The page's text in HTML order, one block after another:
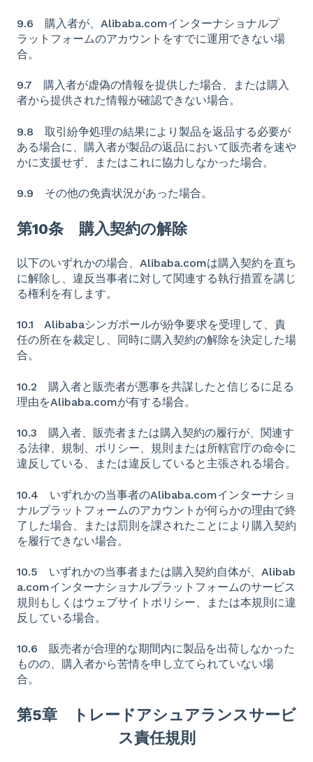
9.6 購入者が、Alibaba.comインターナショナルプ
ラットフォームのアカウントをすでに運用できない場
合。
9.7 購入者が虚偽の情報を提供した場合、または購入
者から提供された情報が確認できない場合。
9.8 取引紛争処理の結果により製品を返品する必要が
ある場合に、購入者が製品の返品において販売者を速や
かに支援せず、またはこれに協力しなかった場合。
9.9 その他の免責状況があった場合。
第10条 購入契約の解除
以下のいずれかの場合、Alibaba.comは購入契約を直ち
に解除し、違反当事者に対して関連する執行措置を講じ
る権利を有します。
10.1 Alibabaシンガポールが紛争要求を受理して、責
任の所在を裁定し、同時に購入契約の解除を決定した場
合。
10.2 購入者と販売者が悪事を共謀したと信じるに足る
理由をAlibaba.comが有する場合。
10.3 購入者、販売者または購入契約の履行が、関連す
る法律、規制、ポリシー、規則または所轄官庁の命令に
違反している、または違反していると主張される場合。
10.4 いずれかの当事者のAlibaba.comインターナショ
ナルプラットフォームのアカウントが何らかの理由で終
了した場合、または罰則を課されたことにより購入契約
を履行できない場合。
10.5 いずれかの当事者または購入契約自体が、Alibab
a.comインターナショナルプラットフォームのサービス
規則もしくはウェブサイトポリシー、または本規則に違
反している場合。
10.6 販売者が合理的な期間内に製品を出荷しなかった
ものの、購入者から苦情を申し立てられていない場
合。
第5章 トレードアシュアランスサービ
ス責任規則